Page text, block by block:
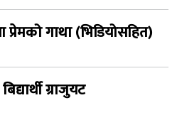
प्रेमको गाथा (भिडियोसहित)
ग्राजुयट